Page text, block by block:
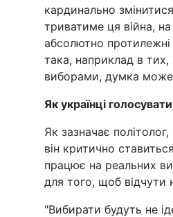
кардинально
триватиме ця війна,
абсолютно
така, наприклад в тих,
виборами, думка може
Як українці
Як зазначає
він критично
працює на реальних
для того, щоб відчути
"Вибирати будуть не